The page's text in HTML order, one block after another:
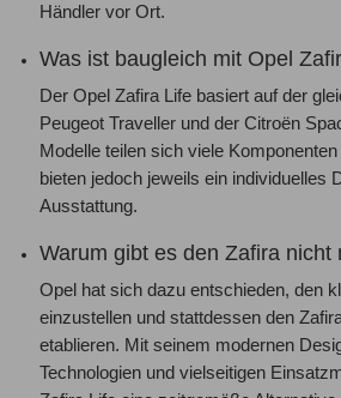
Händler vor Ort.
Was ist baugleich mit Opel
Der Opel Zafira Life basiert auf der
Peugeot Traveller und der Citroën
Modelle teilen sich viele
bieten jedoch jeweils ein individuelles
Ausstattung.
Warum gibt es den Zafira nicht
Opel hat sich dazu entschieden, den
einzustellen und stattdessen den
etablieren. Mit seinem modernen
Technologien und vielseitigen